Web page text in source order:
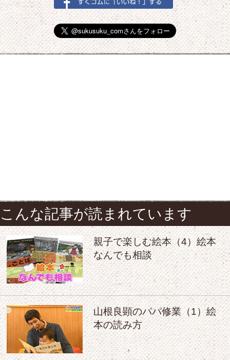
こんな記事が読まれています
親子で楽しむ絵本（4）絵本
なんでも相談
山根良顕のパパ修業（1）絵
本の読み方